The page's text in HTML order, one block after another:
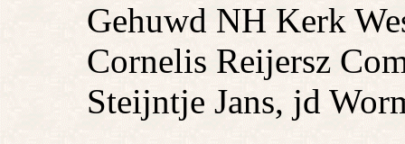
Gehuwd NH Kerk
Cornelis Reijersz
Steijntje Jans, jd